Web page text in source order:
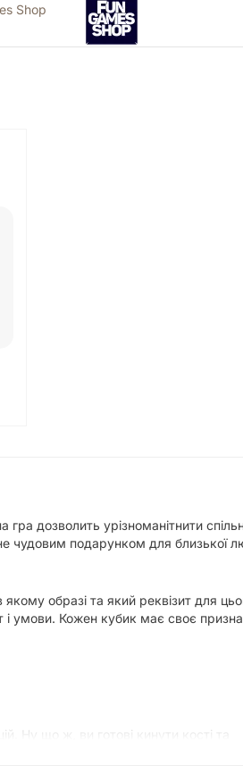
Shop
дозволить урізноманітнити
чудовим подарунком для близької
образі та який реквізит для
і умови. Кожен кубик має своє
Ну що ж, ви готові кинути кості та